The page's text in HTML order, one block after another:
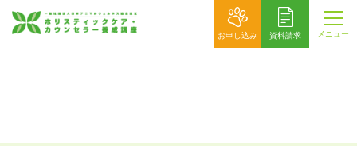
お申し込み 資料請求 メニュー